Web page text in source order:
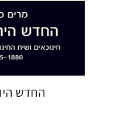
הנחת אתר
$42
החדש